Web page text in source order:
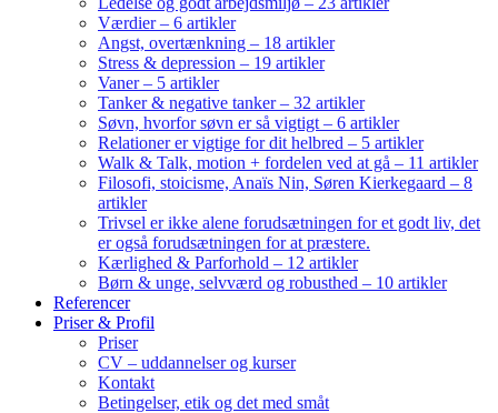
Værdier – 6 artikler
Angst, overtænkning – 18 artikler
Stress & depression – 19 artikler
Vaner – 5 artikler
Tanker & negative tanker – 32 artikler
Søvn, hvorfor søvn er så vigtigt – 6 artikler
Relationer er vigtige for dit helbred – 5 artikler
Walk & Talk, motion + fordelen ved at gå – 11 artikler
Filosofi, stoicisme, Anaïs Nin, Søren Kierkegaard – 8
artikler
Trivsel er ikke alene forudsætningen for et godt liv, det
er også forudsætningen for at præstere.
Kærlighed & Parforhold – 12 artikler
Børn & unge, selvværd og robusthed – 10 artikler
Referencer
Priser & Profil
Priser
CV – uddannelser og kurser
Kontakt
Betingelser, etik og det med småt